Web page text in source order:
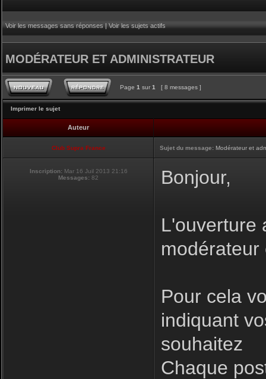
Voir les messages sans réponses|Voir les sujets actifs
MODÉRATEUR ET ADMINISTRATEUR
Page 1 sur 1 [ 8 messages ]
Imprimer le sujet
Auteur
Club Supra France Sujet du message: Modérateur et
Inscription: Mar 16 Juil 2013 21:16
Messages: 82 Bonjour,
L'ouverture
modérateur
Pour cela
indiquant
souhaitez
Chaque